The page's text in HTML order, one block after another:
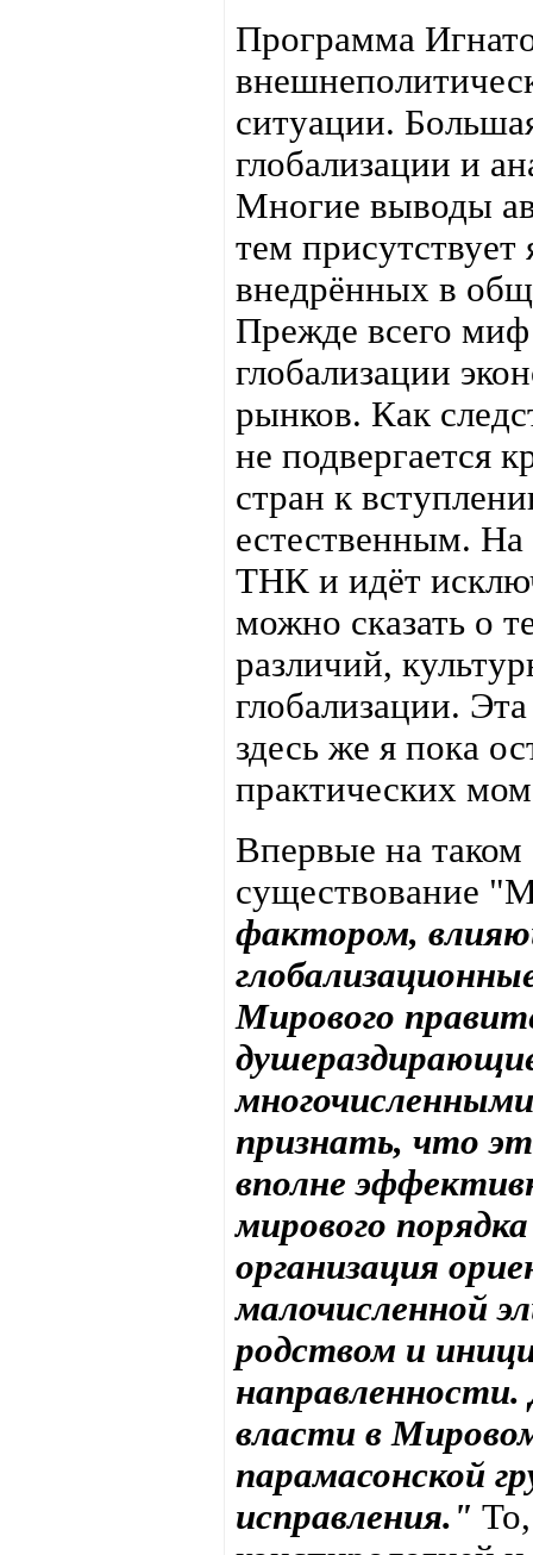
Программа
ситуации.
глобализации и
Многие выводы
тем
внедрённых в
Прежде всего
глобализации
рынков. Как
не подвергается
стран к
естественным. На
ТНК и идёт
можно сказать о
различий,
глобализации.
здесь же я пока
практических
Впервые на
существование
фактором,
Мирового
признать, что
вполне
мирового
организация
малочисленной
родством и
направленности.
власти в
парамасонской
исправления."